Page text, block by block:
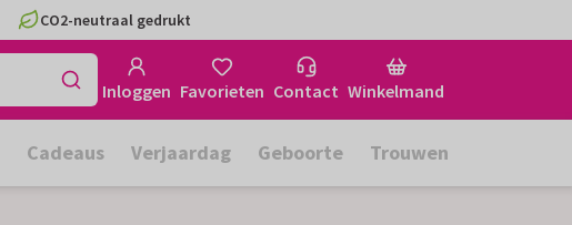
CO2-neutraal gedrukt
Inloggen Favorieten Contact Winkelmand
Cadeaus Verjaardag Geboorte Trouwen